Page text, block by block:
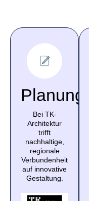
Planung
Bei TK-
Architektur
trifft
nachhaltige,
regionale
Verbundenheit
auf innovative
Gestaltung.